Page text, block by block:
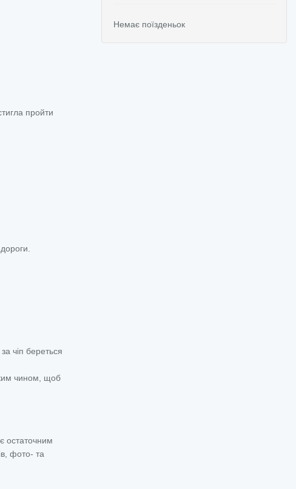
пройти
чіп береться
чином, щоб
остаточним
фото- та
Немає поїзденьок